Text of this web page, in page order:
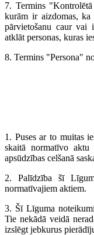
7. Termins
kurām ir aizdomas, ka
pārvietošanu caur vai
atklāt personas, kuras
8. Termins "Persona"
1. Puses ar to muitas
skaitā normatīvo aktu
apsūdzības celšanā
2. Palīdzība šī
normatīvajiem aktiem.
3. Šī Līguma
Tie nekādā veidā
izslēgt jebkurus